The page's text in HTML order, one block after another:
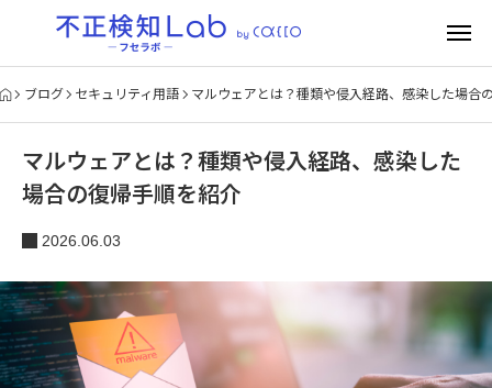
ブログ セキュリティ用語 マルウェアとは？種類や侵入経路、感染した場合
マルウェアとは？種類や侵入経路、感染した
場合の復帰手順を紹介
2026.06.03